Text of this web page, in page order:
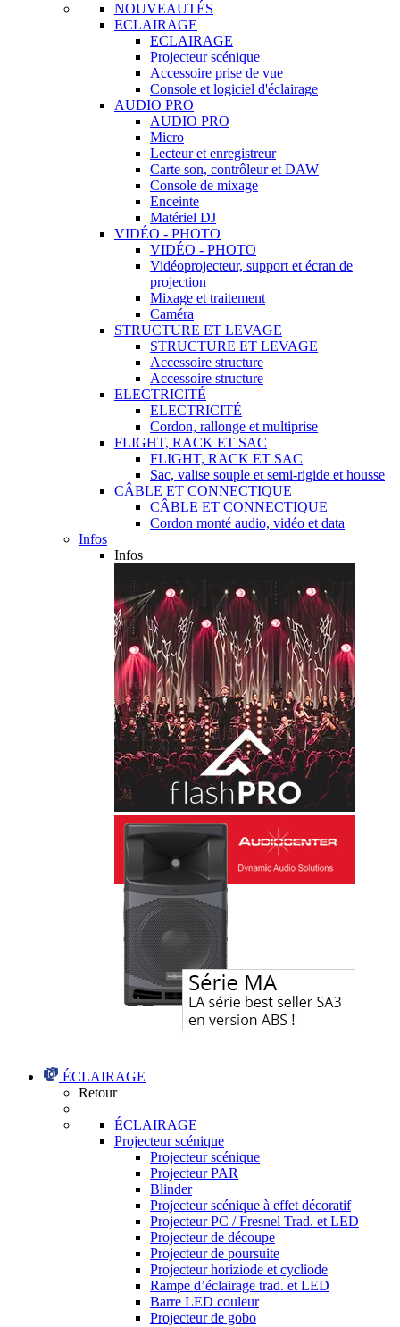
NOUVEAUTÉS
ECLAIRAGE
ECLAIRAGE
Projecteur scénique
Accessoire prise de vue
Console et logiciel d'éclairage
AUDIO PRO
AUDIO PRO
Micro
Lecteur et enregistreur
Carte son, contrôleur et DAW
Console de mixage
Enceinte
Matériel DJ
VIDÉO - PHOTO
VIDÉO - PHOTO
Vidéoprojecteur, support et écran de
projection
Mixage et traitement
Caméra
STRUCTURE ET LEVAGE
STRUCTURE ET LEVAGE
Accessoire structure
Accessoire structure
ELECTRICITÉ
ELECTRICITÉ
Cordon, rallonge et multiprise
FLIGHT, RACK ET SAC
FLIGHT, RACK ET SAC
Sac, valise souple et semi-rigide et housse
CÂBLE ET CONNECTIQUE
CÂBLE ET CONNECTIQUE
Cordon monté audio, vidéo et data
Infos
Infos
ÉCLAIRAGE
Retour
ÉCLAIRAGE
Projecteur scénique
Projecteur scénique
Projecteur PAR
Blinder
Projecteur scénique à effet décoratif
Projecteur PC / Fresnel Trad. et LED
Projecteur de découpe
Projecteur de poursuite
Projecteur horiziode et cycliode
Rampe d’éclairage trad. et LED
Barre LED couleur
Projecteur de gobo